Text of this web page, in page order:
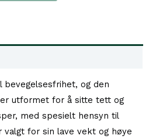
og den
utformet for å sitte tett og
med spesielt hensyn til
valgt for sin lave vekt og høye